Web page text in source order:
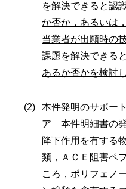
を解決できると認
か否か，あるいは
当業者が出願時の
課題を解決できる
あるか否かを検討
本件発明のサポー
ア 本件明細書の
降下作用を有する
類，ＡＣＥ阻害ペ
ころ，ポリフェノ